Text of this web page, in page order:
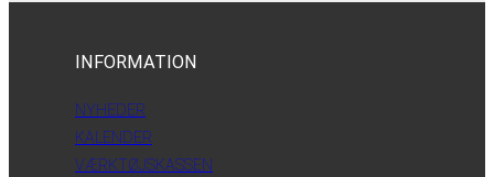
INFORMATION
NYHEDER
KALENDER
VÆRKTØJSKASSEN